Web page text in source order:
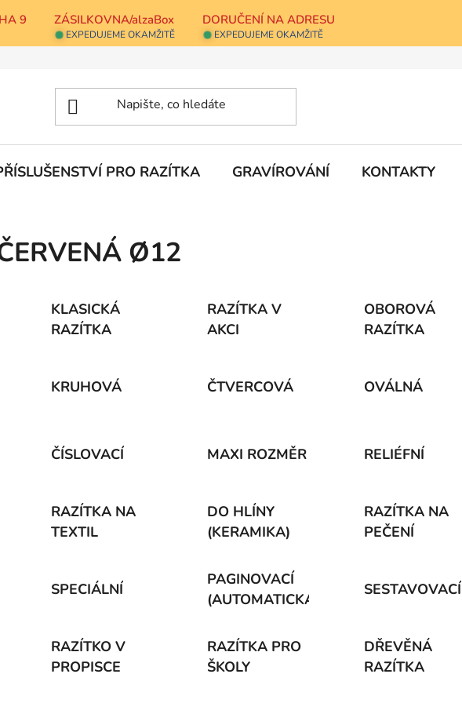
9 ZÁSILKOVNA/alzaBox DORUČENÍ NA ADRESU
EXPEDUJEME OKAMŽITĚ EXPEDUJEME OKAMŽITĚ
PRO RAZÍTKA GRAVÍROVÁNÍ KONTAKTY
Ø12
KLASICKÁ
RAZÍTKA
RAZÍTKA V
AKCI
OBOROVÁ
RAZÍTKA
KRUHOVÁ ČTVERCOVÁ OVÁLNÁ
ČÍSLOVACÍ MAXI ROZMĚR RELIÉFNÍ
RAZÍTKA NA
TEXTIL
DO HLÍNY
(KERAMIKA)
RAZÍTKA NA
PEČENÍ
SPECIÁLNÍ
PAGINOVACÍ
(AUTOMATICKÁ)
SESTAVOVACÍ
RAZÍTKO V
PROPISCE
RAZÍTKA PRO
ŠKOLY
DŘEVĚNÁ
RAZÍTKA